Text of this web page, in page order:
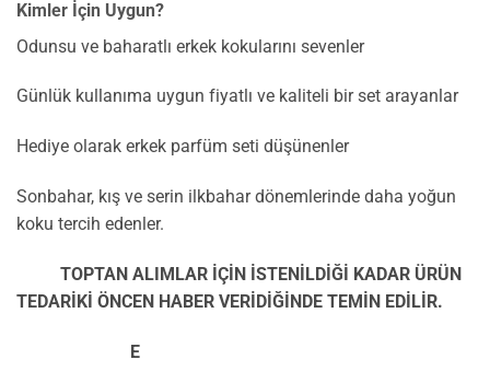
Kimler İçin Uygun?
Odunsu ve baharatlı erkek kokularını sevenler
Günlük kullanıma uygun fiyatlı ve kaliteli bir set arayanlar
Hediye olarak erkek parfüm seti düşünenler
Sonbahar, kış ve serin ilkbahar dönemlerinde daha yoğun
koku tercih edenler.
TOPTAN ALIMLAR İÇİN İSTENİLDİĞİ KADAR ÜRÜN
TEDARİKİ ÖNCEN HABER VERİDİĞİNDE TEMİN EDİLİR.
E